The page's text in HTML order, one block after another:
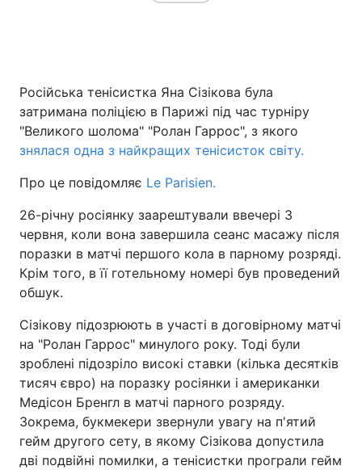
Російська тенісистка Яна Сізікова була
затримана поліцією в Парижі під час турніру
"Великого шолома" "Ролан Гаррос", з якого
знялася одна з найкращих тенісисток світу.
Про це повідомляє Le Parisien.
26-річну росіянку заарештували ввечері 3
червня, коли вона завершила сеанс масажу після
поразки в матчі першого кола в парному розряді.
Крім того, в її готельному номері був проведений
обшук.
Сізікову підозрюють в участі в договірному матчі
на "Ролан Гаррос" минулого року. Тоді були
зроблені підозріло високі ставки (кілька десятків
тисяч євро) на поразку росіянки і американки
Медісон Бренгл в матчі парного розряду.
Зокрема, букмекери звернули увагу на п'ятий
гейм другого сету, в якому Сізікова допустила
дві подвійні помилки, а тенісистки програли гейм